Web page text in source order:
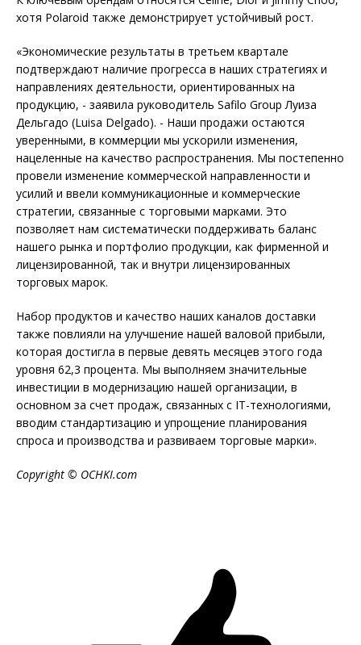
хотя Polaroid также демонстрирует устойчивый рост.
«Экономические результаты в третьем квартале
подтверждают наличие прогресса в наших стратегиях и
направлениях деятельности, ориентированных на
продукцию, - заявила руководитель Safilo Group Луиза
Дельгадо (Luisa Delgado). - Наши продажи остаются
уверенными, в коммерции мы ускорили изменения,
нацеленные на качество распространения. Мы постепенно
провели изменение коммерческой направленности и
усилий и ввели коммуникационные и коммерческие
стратегии, связанные с торговыми марками. Это
позволяет нам систематически поддерживать баланс
нашего рынка и портфолио продукции, как фирменной и
лицензированной, так и внутри лицензированных
торговых марок.
Набор продуктов и качество наших каналов доставки
также повлияли на улучшение нашей валовой прибыли,
которая достигла в первые девять месяцев этого года
уровня 62,3 процента. Мы выполняем значительные
инвестиции в модернизацию нашей организации, в
основном за счет продаж, связанных с IT-технологиями,
вводим стандартизацию и упрощение планирования
спроса и производства и развиваем торговые марки».
Copyright © OCHKI.com